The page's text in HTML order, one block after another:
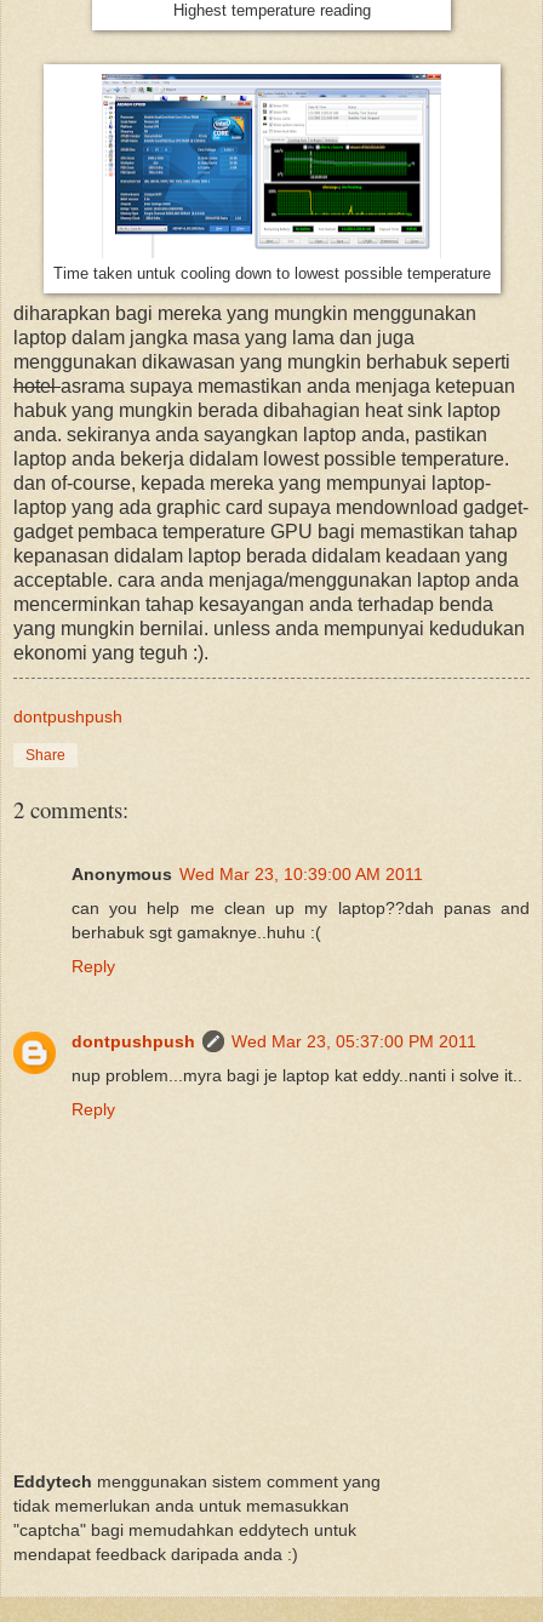
Highest temperature reading
Time taken untuk cooling down to lowest possible temperature
diharapkan bagi mereka yang mungkin menggunakan
laptop dalam jangka masa yang lama dan juga
menggunakan dikawasan yang mungkin berhabuk seperti
hotelasrama supaya memastikan anda menjaga ketepuan
habuk yang mungkin berada dibahagian heat sink laptop
anda. sekiranya anda sayangkan laptop anda, pastikan
laptop anda bekerja didalam lowest possible temperature.
dan of-course, kepada mereka yang mempunyai laptop-
laptop yang ada graphic card supaya mendownload gadget-
gadget pembaca temperature GPU bagi memastikan tahap
kepanasan didalam laptop berada didalam keadaan yang
acceptable. cara anda menjaga/menggunakan laptop anda
mencerminkan tahap kesayangan anda terhadap benda
yang mungkin bernilai. unless anda mempunyai kedudukan
ekonomi yang teguh :).
dontpushpush
Share
2 comments:
Anonymous Wed Mar 23, 10:39:00 AM 2011
can you help me clean up my laptop??dah panas and
berhabuk sgt gamaknye..huhu :(
Reply
dontpushpush
Wed Mar 23, 05:37:00 PM 2011
nup problem...myra bagi je laptop kat eddy..nanti i solve it..
Reply
Eddytech menggunakan sistem comment yang
tidak memerlukan anda untuk memasukkan
"captcha" bagi memudahkan eddytech untuk
mendapat feedback daripada anda :)